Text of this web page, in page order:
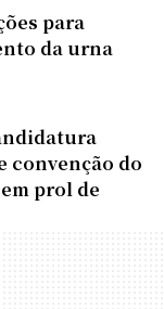
para
da urna
convenção do
prol de